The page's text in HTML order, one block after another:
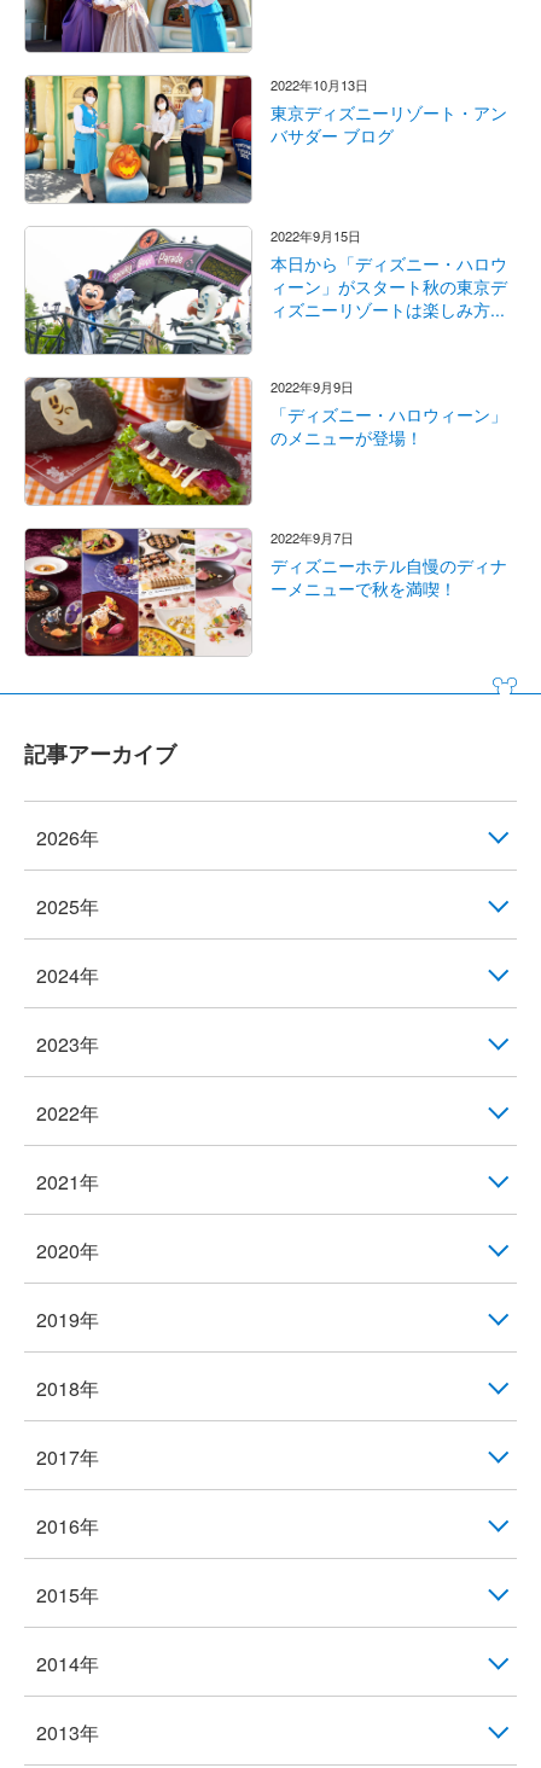
2022年10月13日
東京ディズニーリゾート・アン
バサダー ブログ
2022年9月15日
本日から「ディズニー・ハロウ
ィーン」がスタート秋の東京デ
ィズニーリゾートは楽しみ方...
2022年9月9日
「ディズニー・ハロウィーン」
のメニューが登場！
2022年9月7日
ディズニーホテル自慢のディナ
ーメニューで秋を満喫！
記事アーカイブ
2026年
2025年
2024年
2023年
2022年
2021年
2020年
2019年
2018年
2017年
2016年
2015年
2014年
2013年